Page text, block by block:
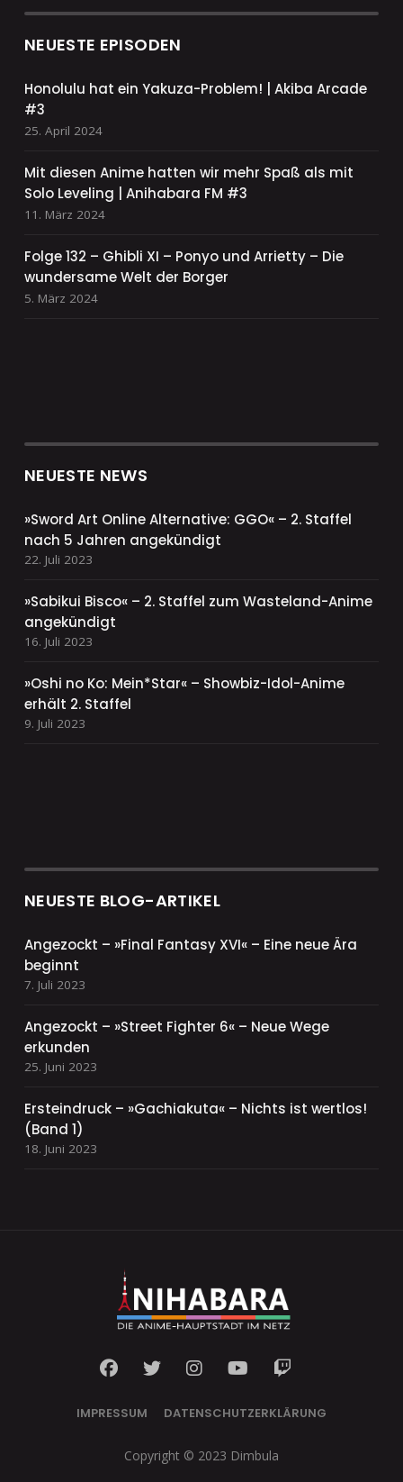
NEUESTE EPISODEN
Honolulu hat ein Yakuza-Problem! | Akiba Arcade
#3
25. April 2024
Mit diesen Anime hatten wir mehr Spaß als mit
Solo Leveling | Anihabara FM #3
11. März 2024
Folge 132 – Ghibli XI – Ponyo und Arrietty – Die
wundersame Welt der Borger
5. März 2024
NEUESTE NEWS
»Sword Art Online Alternative: GGO« – 2. Staffel
nach 5 Jahren angekündigt
22. Juli 2023
»Sabikui Bisco« – 2. Staffel zum Wasteland-Anime
angekündigt
16. Juli 2023
»Oshi no Ko: Mein*Star« – Showbiz-Idol-Anime
erhält 2. Staffel
9. Juli 2023
NEUESTE BLOG-ARTIKEL
Angezockt – »Final Fantasy XVI« – Eine neue Ära
beginnt
7. Juli 2023
Angezockt – »Street Fighter 6« – Neue Wege
erkunden
25. Juni 2023
Ersteindruck – »Gachiakuta« – Nichts ist wertlos!
(Band 1)
18. Juni 2023
IMPRESSUM DATENSCHUTZERKLÄRUNG
Copyright © 2023 Dimbula